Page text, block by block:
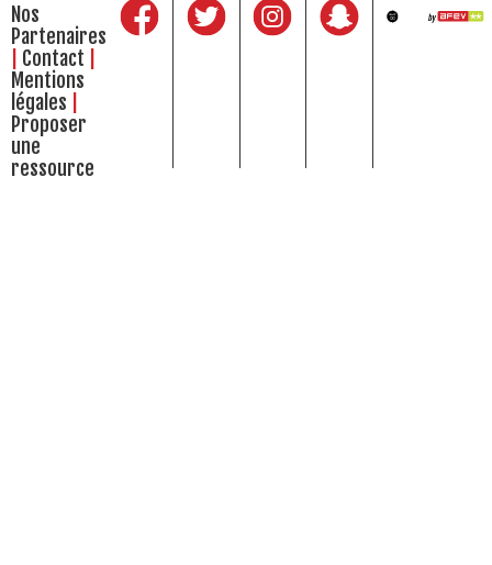
Nos
Partenaires
Contact
Mentions
légales
Proposer
une
ressource